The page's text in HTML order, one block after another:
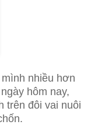
nhiều hơn
hôm nay,
trên đôi vai nuôi